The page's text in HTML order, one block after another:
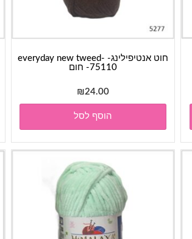
חוט אנטיפילינג- everyday new tweed-
75110- חום
₪24.00
הוסף לסל